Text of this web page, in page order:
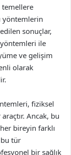
temellere
yöntemlerin
sonuçlar,
ile
ve gelişim
olarak
fiziksel
Ancak, bu
bireyin farklı
tür
bir sağlık